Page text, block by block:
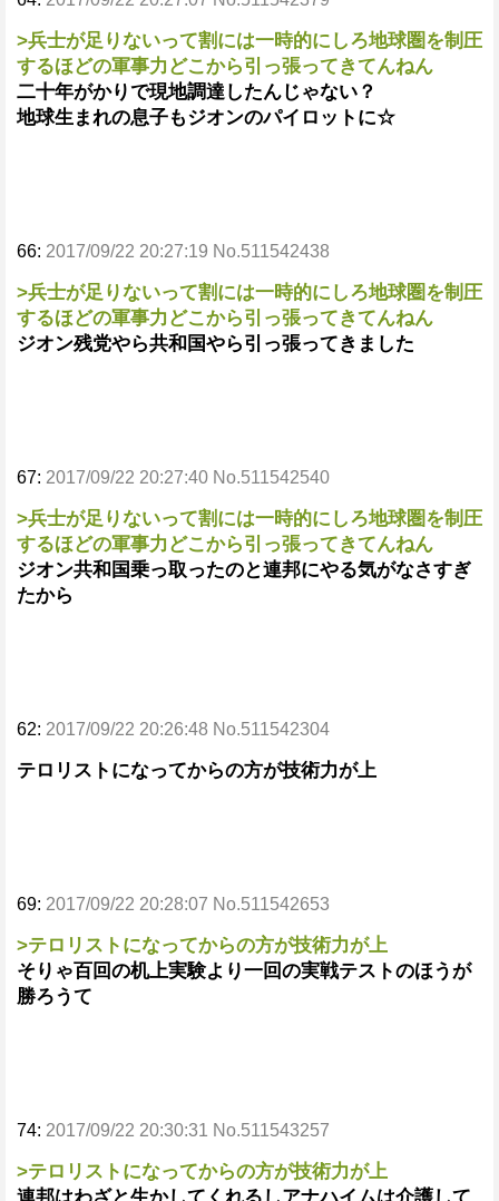
>兵士が足りないって割には一時的にしろ地球圏を制圧
するほどの軍事力どこから引っ張ってきてんねん
二十年がかりで現地調達したんじゃない？
地球生まれの息子もジオンのパイロットに☆
66: 2017/09/22 20:27:19 No.511542438
>兵士が足りないって割には一時的にしろ地球圏を制圧
するほどの軍事力どこから引っ張ってきてんねん
ジオン残党やら共和国やら引っ張ってきました
67: 2017/09/22 20:27:40 No.511542540
>兵士が足りないって割には一時的にしろ地球圏を制圧
するほどの軍事力どこから引っ張ってきてんねん
ジオン共和国乗っ取ったのと連邦にやる気がなさすぎ
たから
62: 2017/09/22 20:26:48 No.511542304
テロリストになってからの方が技術力が上
69: 2017/09/22 20:28:07 No.511542653
>テロリストになってからの方が技術力が上
そりゃ百回の机上実験より一回の実戦テストのほうが
勝ろうて
74: 2017/09/22 20:30:31 No.511543257
>テロリストになってからの方が技術力が上